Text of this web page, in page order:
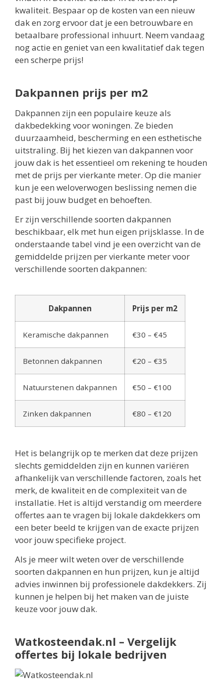
kwaliteit. Bespaar op de kosten van een nieuw
dak en zorg ervoor dat je een betrouwbare en
betaalbare professional inhuurt. Neem vandaag
nog actie en geniet van een kwalitatief dak tegen
een scherpe prijs!
Dakpannen prijs per m2
Dakpannen zijn een populaire keuze als
dakbedekking voor woningen. Ze bieden
duurzaamheid, bescherming en een esthetische
uitstraling. Bij het kiezen van dakpannen voor
jouw dak is het essentieel om rekening te houden
met de prijs per vierkante meter. Op die manier
kun je een weloverwogen beslissing nemen die
past bij jouw budget en behoeften.
Er zijn verschillende soorten dakpannen
beschikbaar, elk met hun eigen prijsklasse. In de
onderstaande tabel vind je een overzicht van de
gemiddelde prijzen per vierkante meter voor
verschillende soorten dakpannen:
Dakpannen Prijs per m2
Keramische dakpannen €30 – €45
Betonnen dakpannen €20 – €35
Natuurstenen dakpannen €50 – €100
Zinken dakpannen €80 – €120
Het is belangrijk op te merken dat deze prijzen
slechts gemiddelden zijn en kunnen variëren
afhankelijk van verschillende factoren, zoals het
merk, de kwaliteit en de complexiteit van de
installatie. Het is altijd verstandig om meerdere
offertes aan te vragen bij lokale dakdekkers om
een beter beeld te krijgen van de exacte prijzen
voor jouw specifieke project.
Als je meer wilt weten over de verschillende
soorten dakpannen en hun prijzen, kun je altijd
advies inwinnen bij professionele dakdekkers. Zij
kunnen je helpen bij het maken van de juiste
keuze voor jouw dak.
Watkosteendak.nl – Vergelijk
offertes bij lokale bedrijven